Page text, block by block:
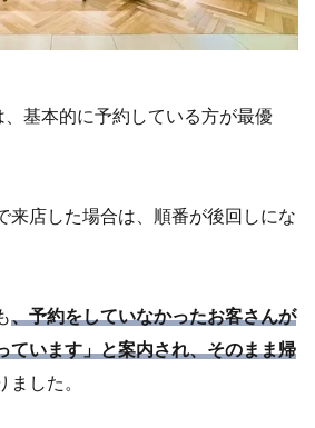
、基本的に予約している方が最優
来店した場合は、順番が後回しにな
、予約をしていなかったお客さんが
ています」と案内され、そのまま帰
ました。